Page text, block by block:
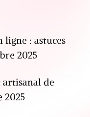
ligne : astuces
2025
artisanal de
2025